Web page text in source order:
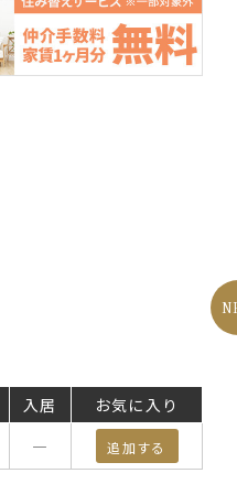
入居
お気に入り
― 追加する